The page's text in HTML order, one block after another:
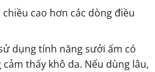
cao hơn các dòng điều
dụng tính năng sưởi ấm có
thấy khô da. Nếu dùng lâu,